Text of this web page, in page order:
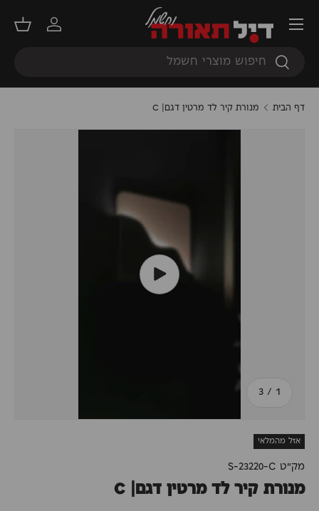
דילוג
חיפוש
חיפוש
התחברות
סל
תפריט
דף הבית מנורת קיר לד מרטין דגם| C
ניגון וידאו
1
/ מתוך
3
אזל מהמלאי
מק"ט S-23220-C
מנורת קיר לד מרטין דגם| C